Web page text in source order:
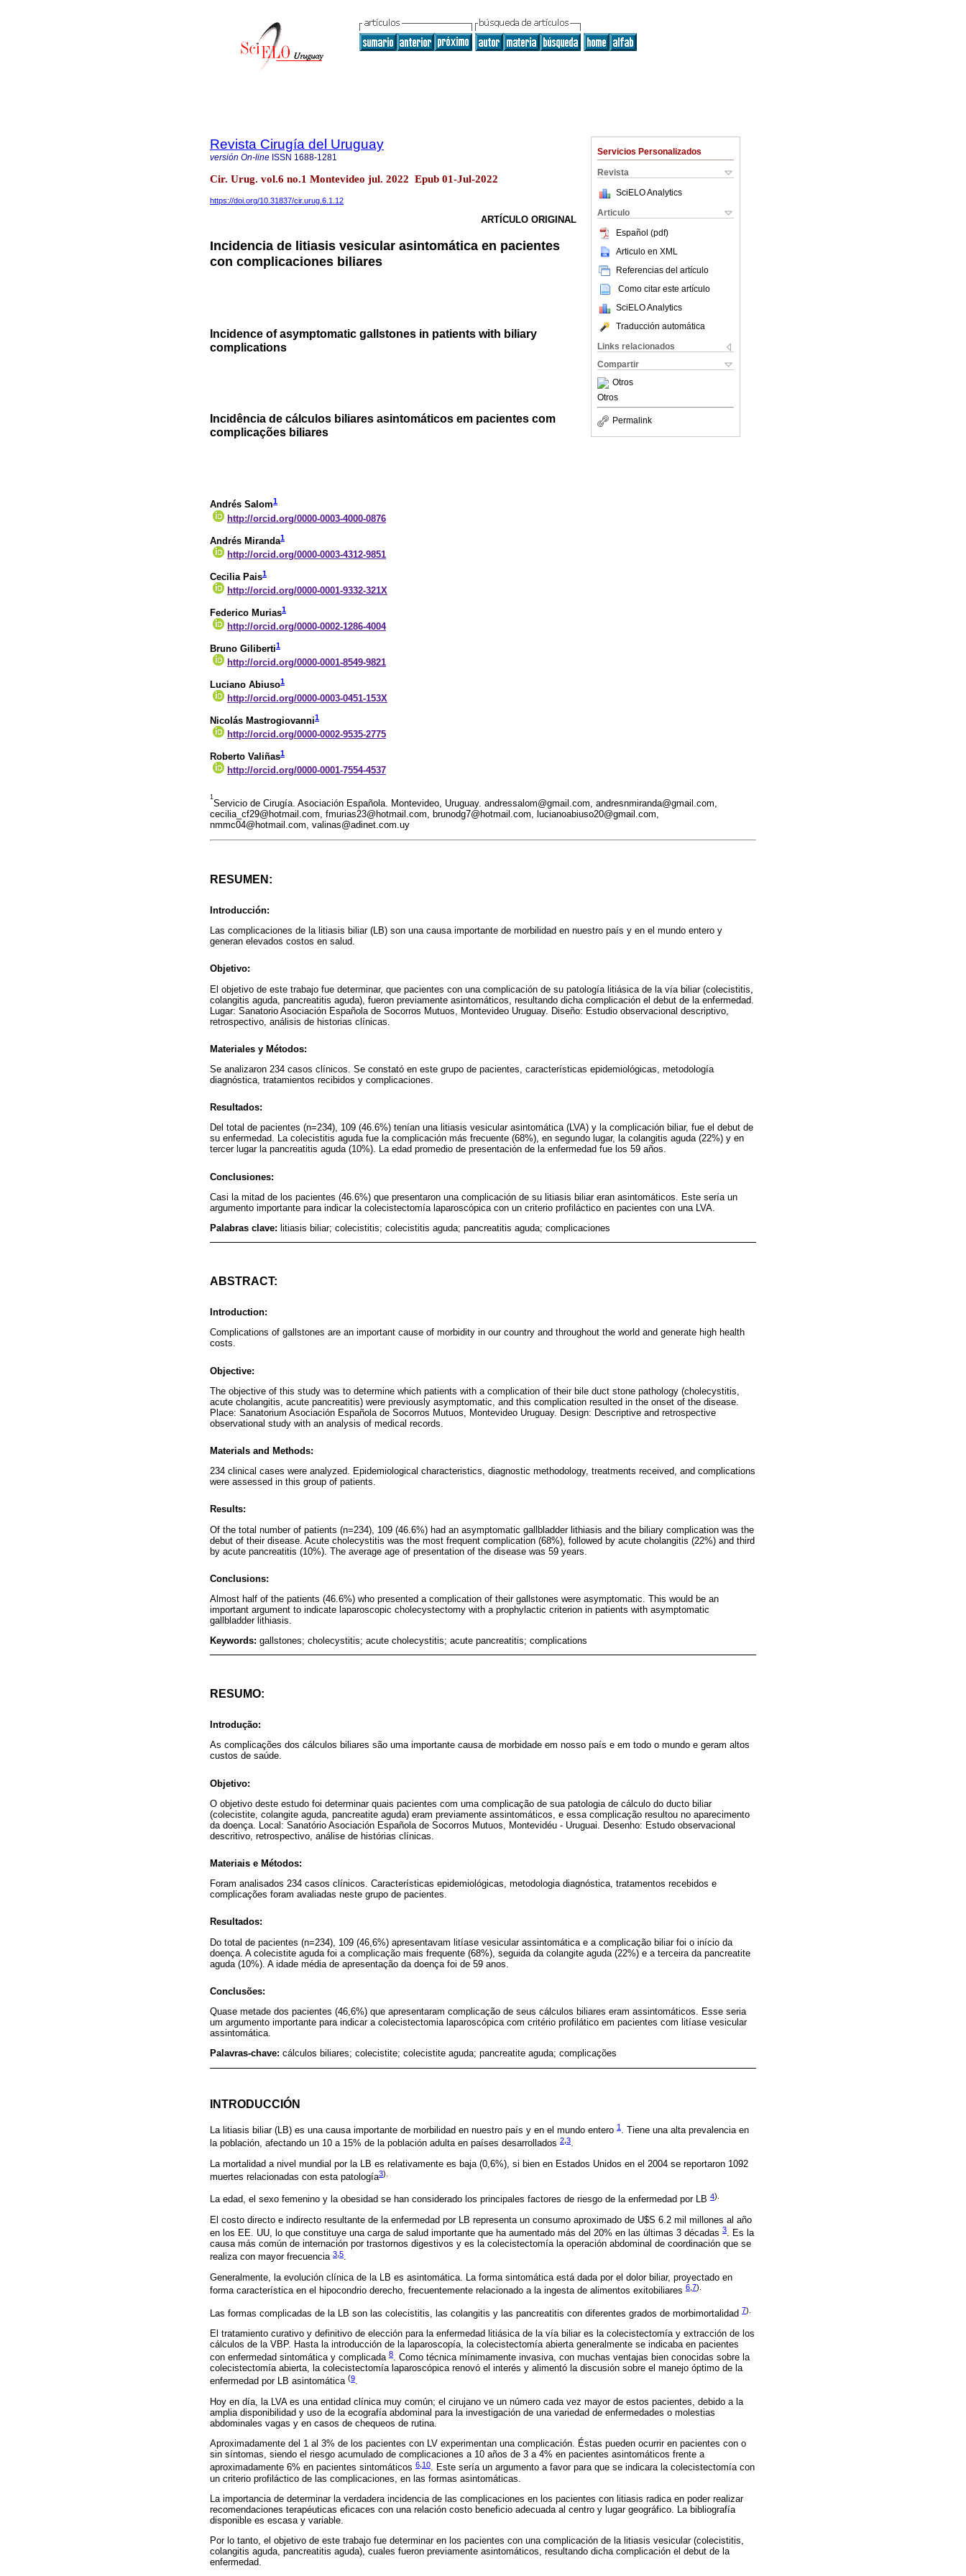
Servicios Personalizados
Revista
SciELO Analytics
Articulo
Español (pdf)
Articulo en XML
Referencias del artículo
Como citar este artículo
SciELO Analytics
Traducción automática
Links relacionados
Compartir
Otros
Otros
Permalink
Revista Cirugía del Uruguay
versión On-line ISSN 1688-1281
Cir. Urug. vol.6 no.1 Montevideo jul. 2022 Epub 01-Jul-2022
https://doi.org/10.31837/cir.urug.6.1.12
ARTÍCULO ORIGINAL
Incidencia de litiasis vesicular asintomática en pacientes
con complicaciones biliares
Incidence of asymptomatic gallstones in patients with biliary
complications
Incidência de cálculos biliares asintomáticos em pacientes com
complicações biliares
Andrés Salom1
http://orcid.org/0000-0003-4000-0876
Andrés Miranda1
http://orcid.org/0000-0003-4312-9851
Cecilia Pais1
http://orcid.org/0000-0001-9332-321X
Federico Murias1
http://orcid.org/0000-0002-1286-4004
Bruno Giliberti1
http://orcid.org/0000-0001-8549-9821
Luciano Abiuso1
http://orcid.org/0000-0003-0451-153X
Nicolás Mastrogiovanni1
http://orcid.org/0000-0002-9535-2775
Roberto Valiñas1
http://orcid.org/0000-0001-7554-4537
1
Servicio de Cirugía. Asociación Española. Montevideo, Uruguay. andressalom@gmail.com, andresnmiranda@gmail.com,
cecilia_cf29@hotmail.com, fmurias23@hotmail.com, brunodg7@hotmail.com, lucianoabiuso20@gmail.com,
nmmc04@hotmail.com, valinas@adinet.com.uy
RESUMEN:
Introducción:
Las complicaciones de la litiasis biliar (LB) son una causa importante de morbilidad en nuestro país y en el mundo entero y
generan elevados costos en salud.
Objetivo:
El objetivo de este trabajo fue determinar, que pacientes con una complicación de su patología litiásica de la vía biliar (colecistitis,
colangitis aguda, pancreatitis aguda), fueron previamente asintomáticos, resultando dicha complicación el debut de la enfermedad.
Lugar: Sanatorio Asociación Española de Socorros Mutuos, Montevideo Uruguay. Diseño: Estudio observacional descriptivo,
retrospectivo, análisis de historias clínicas.
Materiales y Métodos:
Se analizaron 234 casos clínicos. Se constató en este grupo de pacientes, características epidemiológicas, metodología
diagnóstica, tratamientos recibidos y complicaciones.
Resultados:
Del total de pacientes (n=234), 109 (46.6%) tenían una litiasis vesicular asintomática (LVA) y la complicación biliar, fue el debut de
su enfermedad. La colecistitis aguda fue la complicación más frecuente (68%), en segundo lugar, la colangitis aguda (22%) y en
tercer lugar la pancreatitis aguda (10%). La edad promedio de presentación de la enfermedad fue los 59 años.
Conclusiones:
Casi la mitad de los pacientes (46.6%) que presentaron una complicación de su litiasis biliar eran asintomáticos. Este sería un
argumento importante para indicar la colecistectomía laparoscópica con un criterio profiláctico en pacientes con una LVA.
Palabras clave: litiasis biliar; colecistitis; colecistitis aguda; pancreatitis aguda; complicaciones
ABSTRACT:
Introduction:
Complications of gallstones are an important cause of morbidity in our country and throughout the world and generate high health
costs.
Objective:
The objective of this study was to determine which patients with a complication of their bile duct stone pathology (cholecystitis,
acute cholangitis, acute pancreatitis) were previously asymptomatic, and this complication resulted in the onset of the disease.
Place: Sanatorium Asociación Española de Socorros Mutuos, Montevideo Uruguay. Design: Descriptive and retrospective
observational study with an analysis of medical records.
Materials and Methods:
234 clinical cases were analyzed. Epidemiological characteristics, diagnostic methodology, treatments received, and complications
were assessed in this group of patients.
Results:
Of the total number of patients (n=234), 109 (46.6%) had an asymptomatic gallbladder lithiasis and the biliary complication was the
debut of their disease. Acute cholecystitis was the most frequent complication (68%), followed by acute cholangitis (22%) and third
by acute pancreatitis (10%). The average age of presentation of the disease was 59 years.
Conclusions:
Almost half of the patients (46.6%) who presented a complication of their gallstones were asymptomatic. This would be an
important argument to indicate laparoscopic cholecystectomy with a prophylactic criterion in patients with asymptomatic
gallbladder lithiasis.
Keywords: gallstones; cholecystitis; acute cholecystitis; acute pancreatitis; complications
RESUMO:
Introdução:
As complicações dos cálculos biliares são uma importante causa de morbidade em nosso país e em todo o mundo e geram altos
custos de saúde.
Objetivo:
O objetivo deste estudo foi determinar quais pacientes com uma complicação de sua patologia de cálculo do ducto biliar
(colecistite, colangite aguda, pancreatite aguda) eram previamente assintomáticos, e essa complicação resultou no aparecimento
da doença. Local: Sanatório Asociación Española de Socorros Mutuos, Montevidéu - Uruguai. Desenho: Estudo observacional
descritivo, retrospectivo, análise de histórias clínicas.
Materiais e Métodos:
Foram analisados ​​234 casos clínicos. Características epidemiológicas, metodologia diagnóstica, tratamentos recebidos e
complicações foram avaliadas neste grupo de pacientes.
Resultados:
Do total de pacientes (n=234), 109 (46,6%) apresentavam litíase vesicular assintomática e a complicação biliar foi o início da
doença. A colecistite aguda foi a complicação mais frequente (68%), seguida da colangite aguda (22%) e a terceira da pancreatite
aguda (10%). A idade média de apresentação da doença foi de 59 anos.
Conclusões:
Quase metade dos pacientes (46,6%) que apresentaram complicação de seus cálculos biliares eram assintomáticos. Esse seria
um argumento importante para indicar a colecistectomia laparoscópica com critério profilático em pacientes com litíase vesicular
assintomática.
Palavras-chave: cálculos biliares; colecistite; colecistite aguda; pancreatite aguda; complicações
INTRODUCCIÓN
La litiasis biliar (LB) es una causa importante de morbilidad en nuestro país y en el mundo entero 1 . Tiene una alta prevalencia en
la población, afectando un 10 a 15% de la población adulta en países desarrollados 2 3.
La mortalidad a nivel mundial por la LB es relativamente es baja (0,6%), si bien en Estados Unidos en el 2004 se reportaron 1092
muertes relacionadas con esta patología3).
La edad, el sexo femenino y la obesidad se han considerado los principales factores de riesgo de la enfermedad por LB 4).
El costo directo e indirecto resultante de la enfermedad por LB representa un consumo aproximado de U$S 6.2 mil millones al año
en los EE. UU, lo que constituye una carga de salud importante que ha aumentado más del 20% en las últimas 3 décadas 3. Es la
causa más común de internación por trastornos digestivos y es la colecistectomía la operación abdominal de coordinación que se
realiza con mayor frecuencia 3 5.
Generalmente, la evolución clínica de la LB es asintomática. La forma sintomática está dada por el dolor biliar, proyectado en
forma característica en el hipocondrio derecho, frecuentemente relacionado a la ingesta de alimentos exitobiliares 6 7).
Las formas complicadas de la LB son las colecistitis, las colangitis y las pancreatitis con diferentes grados de morbimortalidad 7).
El tratamiento curativo y definitivo de elección para la enfermedad litiásica de la vía biliar es la colecistectomía y extracción de los
cálculos de la VBP. Hasta la introducción de la laparoscopía, la colecistectomía abierta generalmente se indicaba en pacientes
con enfermedad sintomática y complicada 8. Como técnica mínimamente invasiva, con muchas ventajas bien conocidas sobre la
colecistectomía abierta, la colecistectomía laparoscópica renovó el interés y alimentó la discusión sobre el manejo óptimo de la
enfermedad por LB asintomática (9.
Hoy en día, la LVA es una entidad clínica muy común; el cirujano ve un número cada vez mayor de estos pacientes, debido a la
amplia disponibilidad y uso de la ecografía abdominal para la investigación de una variedad de enfermedades o molestias
abdominales vagas y en casos de chequeos de rutina.
Aproximadamente del 1 al 3% de los pacientes con LV experimentan una complicación. Éstas pueden ocurrir en pacientes con o
sin síntomas, siendo el riesgo acumulado de complicaciones a 10 años de 3 a 4% en pacientes asintomáticos frente a
aproximadamente 6% en pacientes sintomáticos 6 10. Este sería un argumento a favor para que se indicara la colecistectomía con
un criterio profiláctico de las complicaciones, en las formas asintomáticas.
La importancia de determinar la verdadera incidencia de las complicaciones en los pacientes con litiasis radica en poder realizar
recomendaciones terapéuticas eficaces con una relación costo beneficio adecuada al centro y lugar geográfico. La bibliografía
disponible es escasa y variable.
Por lo tanto, el objetivo de este trabajo fue determinar en los pacientes con una complicación de la litiasis vesicular (colecistitis,
colangitis aguda, pancreatitis aguda), cuales fueron previamente asintomáticos, resultando dicha complicación el debut de la
enfermedad.